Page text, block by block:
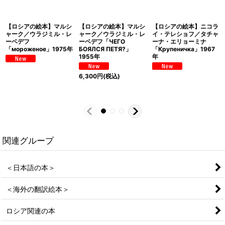
【ロシアの絵本】マルシ
ャーク／ウラジミル・レ
ーベデフ
「мороженое」1975年
【ロシアの絵本】マルシ
ャーク／ウラジミル・レ
ーベデフ「ЧЕГО
БОЯЛСЯ ПЕТЯ?」
1955年
6,300円(税込)
【ロシアの絵本】ニコラ
イ・テレショフ／タチャ
ーナ・エリョーミナ
「Крупеничка」1967
年
関連グループ
＜日本語の本＞
＜海外の翻訳絵本＞
ロシア関連の本